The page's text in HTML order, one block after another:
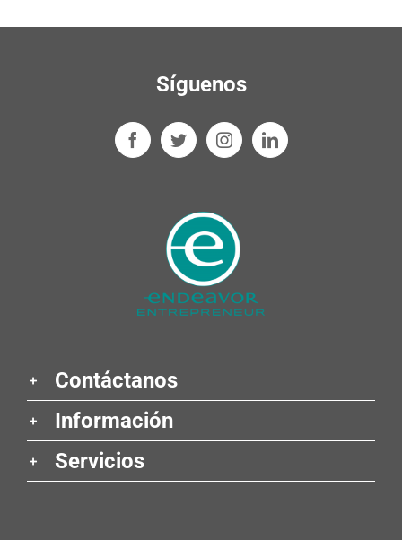
Síguenos
Contáctanos
Información
Servicios